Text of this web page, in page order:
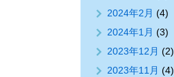
2024年2月 (4)
2024年1月 (3)
2023年12月 (2)
2023年11月 (4)